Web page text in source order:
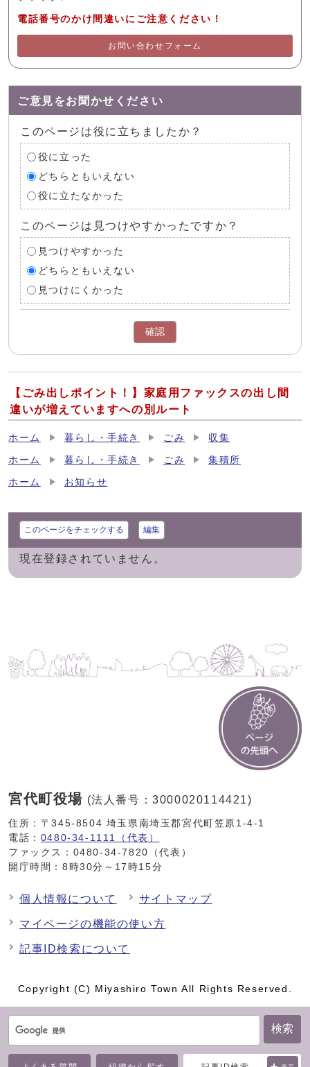
検索
電話番号のかけ間違いにご注意ください！
お問い合わせフォーム
ご意見をお聞かせください
このページは役に立ちましたか？
役に立った
どちらともいえない
役に立たなかった
このページは見つけやすかったですか？
見つけやすかった
どちらともいえない
見つけにくかった
確認
【ごみ出しポイント！】家庭用ファックスの出し間
違いが増えていますへの別ルート
ホーム 暮らし・手続き ごみ 収集
ホーム 暮らし・手続き ごみ 集積所
ホーム お知らせ
このページをチェックする 編集
現在登録されていません。
宮代町役場 (法人番号：3000020114421)
住所：〒345-8504 埼玉県南埼玉郡宮代町笠原1-4-1
電話： 0480-34-1111（代表）
ファックス：0480-34-7820（代表）
開庁時間：8時30分～17時15分
個人情報について サイトマップ
マイページの機能の使い方
記事ID検索について
Copyright (C) Miyashiro Town All Rights Reserved.